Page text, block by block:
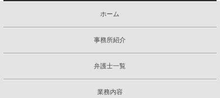
ホーム
事務所紹介
弁護士一覧
業務内容